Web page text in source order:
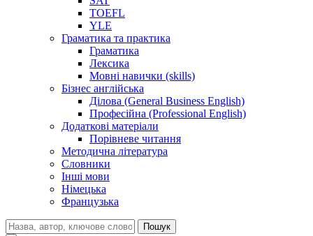
TOEFL
YLE
Граматика та практика
Граматика
Лексика
Мовні навички (skills)
Бізнес англійська
Ділова (General Business English)
Професійна (Professional English)
Додаткові матеріали
Порівневе читання
Методична література
Словники
Інші мови
Німецька
Французька
Пошук